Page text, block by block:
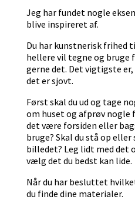
Jeg har fundet nogle
blive inspireret af.
Du har kunstnerisk frihed
hellere vil tegne og bruge
gerne det. Det vigtigste er,
det er sjovt.
Først skal du ud og tage
om huset og afprøv nogle
det være forsiden eller
bruge? Skal du stå op
billedet? Leg lidt med det
vælg det du bedst kan lide.
Når du har besluttet
du finde dine materialer.